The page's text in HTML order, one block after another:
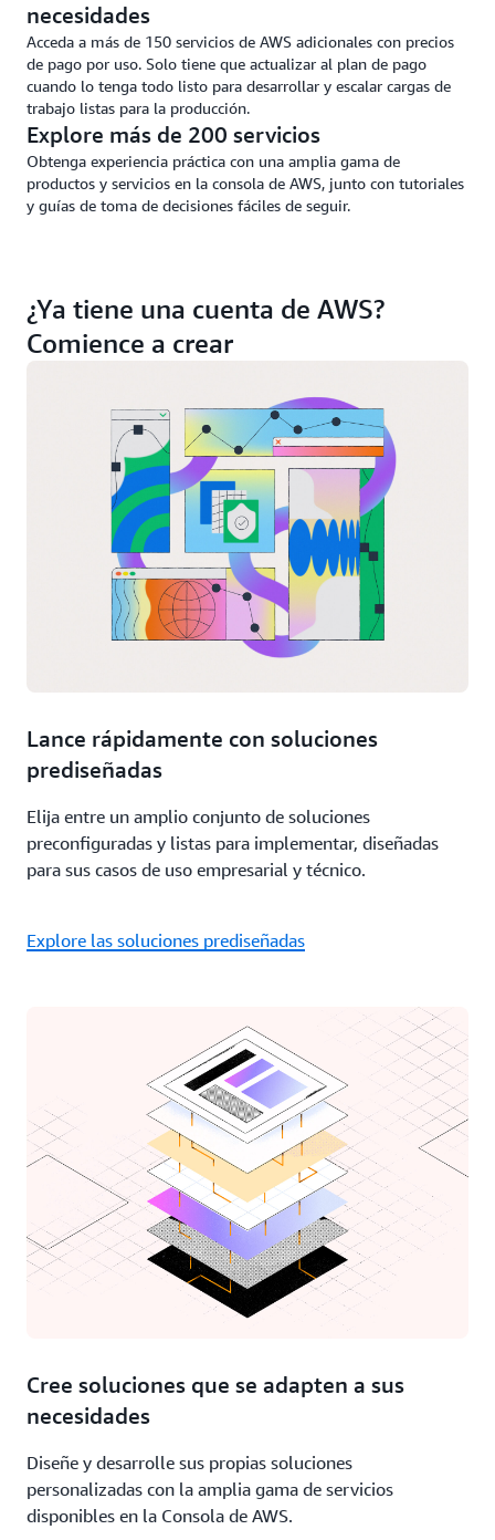
necesidades
Acceda a más de 150 servicios de AWS adicionales con precios
de pago por uso. Solo tiene que actualizar al plan de pago
cuando lo tenga todo listo para desarrollar y escalar cargas de
trabajo listas para la producción.
Explore más de 200 servicios
Obtenga experiencia práctica con una amplia gama de
productos y servicios en la consola de AWS, junto con tutoriales
y guías de toma de decisiones fáciles de seguir.
¿Ya tiene una cuenta de AWS?
Comience a crear
Lance rápidamente con soluciones
prediseñadas
Elija entre un amplio conjunto de soluciones
preconfiguradas y listas para implementar, diseñadas
para sus casos de uso empresarial y técnico.
Explore las soluciones prediseñadas
Cree soluciones que se adapten a sus
necesidades
Diseñe y desarrolle sus propias soluciones
personalizadas con la amplia gama de servicios
disponibles en la Consola de AWS.